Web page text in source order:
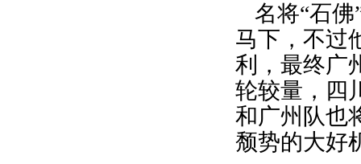
名将“石
马下，不过
利，最终广
轮较量，四
和广州队也
颓势的大好